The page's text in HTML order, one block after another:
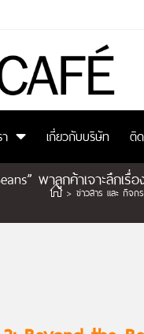
เกี่ยวกับบริษัท ติ
พาลูกค้าเจาะลึก
> ข่าวสาร และ กิจก